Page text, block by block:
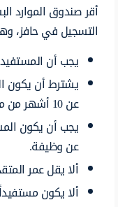
أقر صندوق الموارد
التسجيل في حافز،
يجب أن
يشترط أن يكون
عن 10 أشهر من مدة التقديم أو صرف الإعانة.
يجب أن يكون
عن وظيفة.
ألا يقل عمر المتقدم عن 20 عاماً،
ألا يكون